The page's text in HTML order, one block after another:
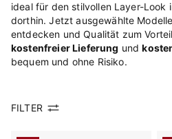
ideal für den stilvollen Layer-Look
dorthin. Jetzt ausgewählte
entdecken und Qualität zum
kostenfreier Lieferung und
bequem und ohne Risiko.
FILTER